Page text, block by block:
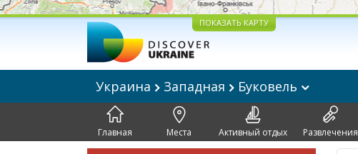
ПОКАЗАТЬ КАРТУ
Украина Западная Буковель
Главная Места Активный отдых Развлечения